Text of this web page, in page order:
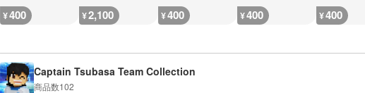
¥400 ¥2,100 ¥400 ¥400 ¥400
Captain Tsubasa Team Collection
商品数102